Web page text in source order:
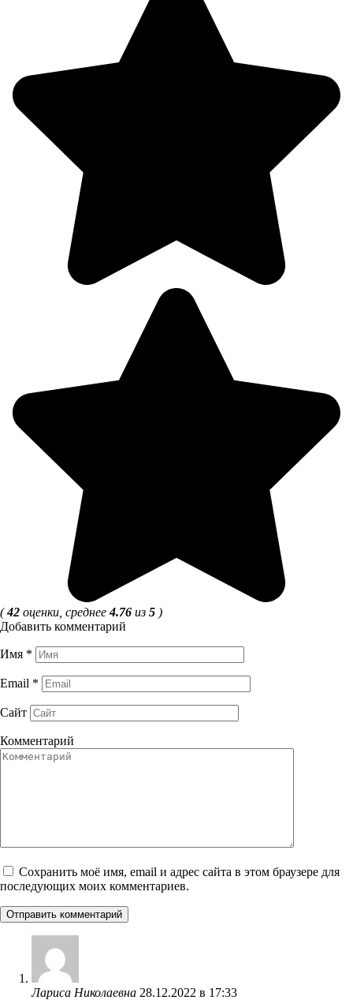
(42 оценки, среднее4.76 из 5 )
Добавить комментарий
Имя *
Email *
Сайт
Комментарий
Сохранить моё имя, email и адрес сайта в этом браузере для
последующих моих комментариев.
Лариса Николаевна 28.12.2022 в 17:33